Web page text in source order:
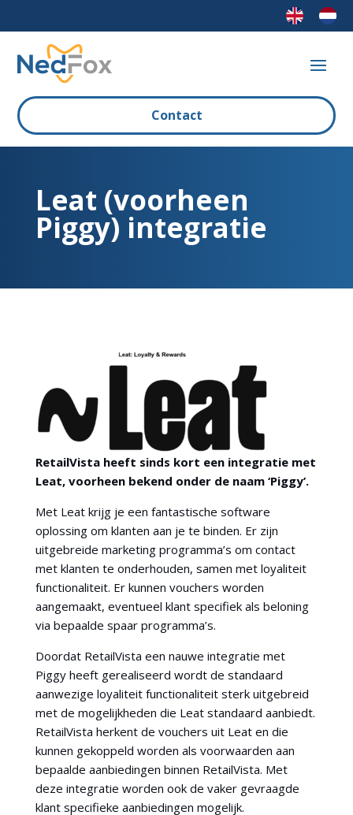
Contact
Leat (voorheen
Piggy) integratie
RetailVista heeft sinds kort een integratie met
Leat, voorheen bekend onder de naam ‘Piggy’.
Met Leat krijg je een fantastische software
oplossing om klanten aan je te binden. Er zijn
uitgebreide marketing programma’s om contact
met klanten te onderhouden, samen met loyaliteit
functionaliteit. Er kunnen vouchers worden
aangemaakt, eventueel klant specifiek als beloning
via bepaalde spaar programma’s.
Doordat RetailVista een nauwe integratie met
Piggy heeft gerealiseerd wordt de standaard
aanwezige loyaliteit functionaliteit sterk uitgebreid
met de mogelijkheden die Leat standaard aanbiedt.
RetailVista herkent de vouchers uit Leat en die
kunnen gekoppeld worden als voorwaarden aan
bepaalde aanbiedingen binnen RetailVista. Met
deze integratie worden ook de vaker gevraagde
klant specifieke aanbiedingen mogelijk.